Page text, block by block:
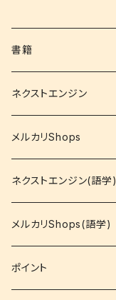
書籍
関西大学テキスト
就活
資格
コミック
文庫
ネクストエンジン
メルカリShops
ネクストエンジン(語学)
メルカリShops(語学)
ポイント